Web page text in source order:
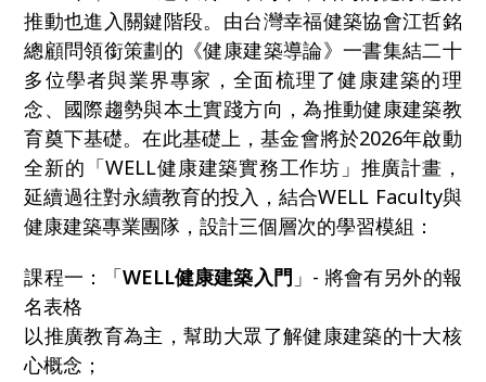
推動也進入關鍵階段。由台灣幸福健築協會江哲銘
總顧問領銜策劃的《健康建築導論》一書集結二十
多位學者與業界專家，全面梳理了健康建築的理
念、國際趨勢與本土實踐方向，為推動健康建築教
育奠下基礎。在此基礎上，基金會將於2026年啟動
全新的「WELL健康建築實務工作坊」推廣計畫，
延續過往對永續教育的投入，結合WELL Faculty與
健康建築專業團隊，設計三個層次的學習模組：
課程一：「WELL健康建築入門 」- 將會有另外的報
名表格
以推廣教育為主，幫助大眾了解健康建築的十大核
心概念；